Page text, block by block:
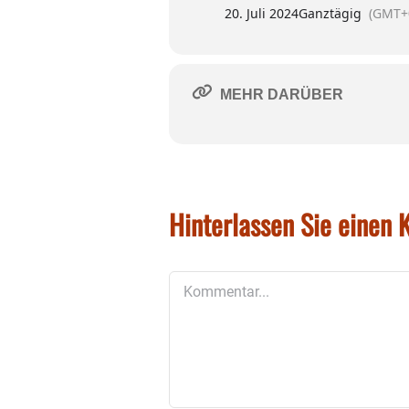
Die Startgebühr
20. Juli 2024Ganztägig
MEHR DARÜBER
Hinterlassen Sie einen